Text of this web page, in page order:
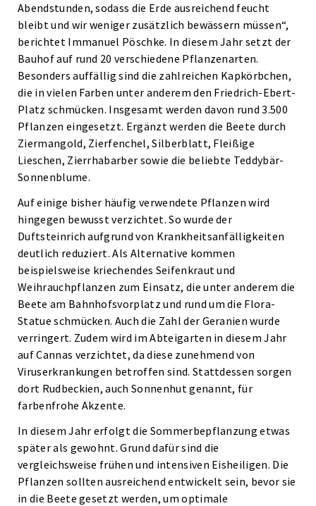
Abendstunden, sodass die Erde ausreichend feucht
bleibt und wir weniger zusätzlich bewässern müssen“,
berichtet Immanuel Pöschke. In diesem Jahr setzt der
Bauhof auf rund 20 verschiedene Pflanzenarten.
Besonders auffällig sind die zahlreichen Kapkörbchen,
die in vielen Farben unter anderem den Friedrich-Ebert-
Platz schmücken. Insgesamt werden davon rund 3.500
Pflanzen eingesetzt. Ergänzt werden die Beete durch
Ziermangold, Zierfenchel, Silberblatt, Fleißige
Lieschen, Zierrhabarber sowie die beliebte Teddybär-
Sonnenblume.
Auf einige bisher häufig verwendete Pflanzen wird
hingegen bewusst verzichtet. So wurde der
Duftsteinrich aufgrund von Krankheitsanfälligkeiten
deutlich reduziert. Als Alternative kommen
beispielsweise kriechendes Seifenkraut und
Weihrauchpflanzen zum Einsatz, die unter anderem die
Beete am Bahnhofsvorplatz und rund um die Flora-
Statue schmücken. Auch die Zahl der Geranien wurde
verringert. Zudem wird im Abteigarten in diesem Jahr
auf Cannas verzichtet, da diese zunehmend von
Viruserkrankungen betroffen sind. Stattdessen sorgen
dort Rudbeckien, auch Sonnenhut genannt, für
farbenfrohe Akzente.
In diesem Jahr erfolgt die Sommerbepflanzung etwas
später als gewohnt. Grund dafür sind die
vergleichsweise frühen und intensiven Eisheiligen. Die
Pflanzen sollten ausreichend entwickelt sein, bevor sie
in die Beete gesetzt werden, um optimale